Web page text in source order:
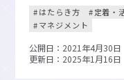
はたらき方 定着・
マネジメント
公開日：2021年4月30日
更新日：2025年1月16日